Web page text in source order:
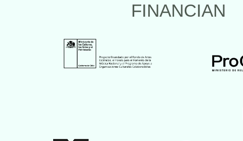
FINANCIAN